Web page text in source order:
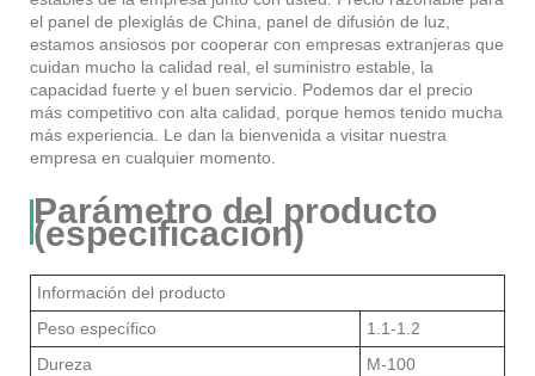
el panel de plexiglás de China, panel de difusión de luz,
estamos ansiosos por cooperar con empresas extranjeras que
cuidan mucho la calidad real, el suministro estable, la
capacidad fuerte y el buen servicio. Podemos dar el precio
más competitivo con alta calidad, porque hemos tenido mucha
más experiencia. Le dan la bienvenida a visitar nuestra
empresa en cualquier momento.
Parámetro del producto
(especificación)
Información del producto
Peso específico
1.1-1.2
Dureza
M-100